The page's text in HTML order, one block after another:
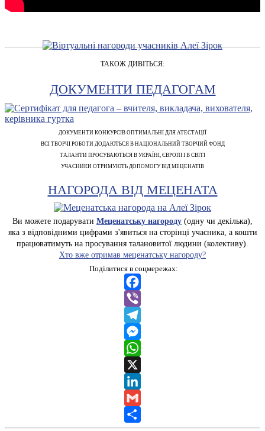
ТАКОЖ ДИВІТЬСЯ:
ДОКУМЕНТИ ПЕДАГОГАМ
ДОКУМЕНТИ КОНКУРСІВ ОПТИМАЛЬНІ ДЛЯ АТЕСТАЦІЇ
ВСІ ТВОРЧІ РОБОТИ ДОДАЮТЬСЯ В НАЦІОНАЛЬНИЙ ТВОРЧИЙ ФОНД
ТАЛАНТИ ПРОСУВАЮТЬСЯ В УКРАЇНІ, ЄВРОПІ І В СВІТІ
УЧАСНИКИ ОТРИМУЮТЬ ДОПОМОГУ ВІД МЕЦЕНАТІВ
НАГОРОДА ВІД МЕЦЕНАТА
Ви можете подарувати Меценатську нагороду (одну чи декілька),
яка з відповідними цифрами з'явиться на сторінці учасника, а кошти
працюватимуть на просування талановитої людини (колективу).
Хто вже отримав меценатську нагороду?
Поділитися в соцмережах:
Facebook
Viber
Telegram
Messenger
WhatsApp
X
LinkedIn
Gmail